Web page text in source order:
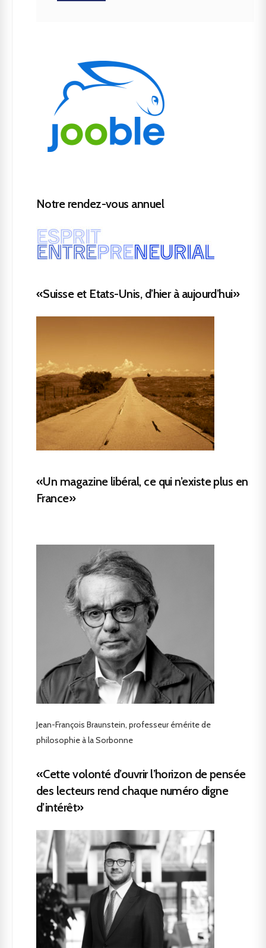
Notre rendez-vous annuel
«Suisse et Etats-Unis, d’hier à aujourd’hui»
«Un magazine libéral, ce qui n’existe plus en
France»
Jean-François Braunstein, professeur émérite de
philosophie à la Sorbonne
«Cette volonté d’ouvrir l’horizon de pensée
des lecteurs rend chaque numéro digne
d’intérêt»